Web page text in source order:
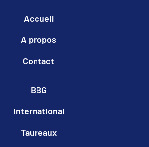
Accueil
A propos
Contact
BBG
International
Taureaux